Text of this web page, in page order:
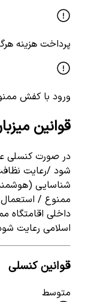
پرداخت هزینه
ورود با کفش
قوانین
شود /رعایت
شناسایی
ممنوع /
داخلی اقامتگاه
اسلامی رعایت
قوانین کنسلی
متوسط